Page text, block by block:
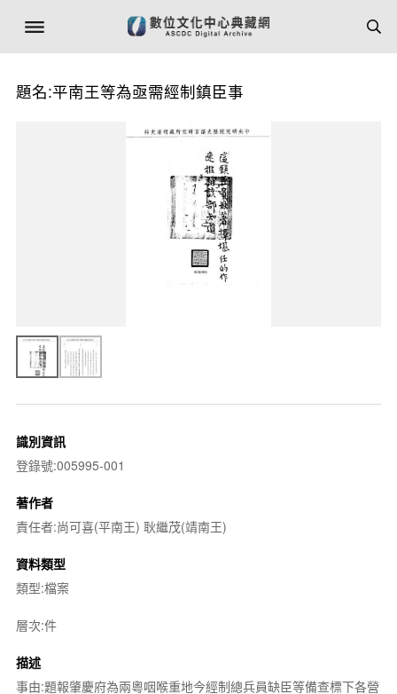
題名:平南王等為亟需經制鎮臣事
識別資訊
登錄號:005995-001
著作者
責任者:尚可喜(平南王) 耿繼茂(靖南王)
資料類型
類型:檔案
層次:件
描述
事由:題報肇慶府為兩粵咽喉重地今經制總兵員缺臣等備查標下各營